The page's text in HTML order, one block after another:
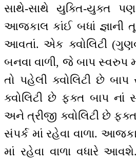
સાથે-સાથે યુક્તિ-યુક્ત
આજકાલ કાંઈ બધાં જ્ઞાની
આવતાં. એક ક્વોલિટી
બનવા વાળી, જે બાપ સ્વરુપ
તો પહેલી ક્વોલિટી છે
ક્વોલિટી છે ફક્ત બાપ નાં
અને ત્રીજી ક્વોલિટી છે
સંપર્ક માં રહેવા વાળા.
માં રહેવા વાળા વધારે